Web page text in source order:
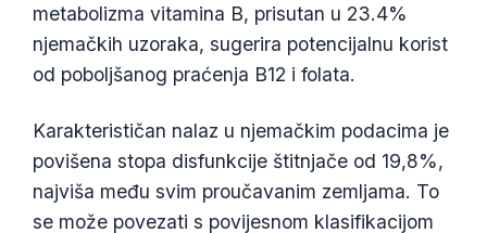
metabolizma vitamina B, prisutan u 23.4%
njemačkih uzoraka, sugerira potencijalnu korist
od poboljšanog praćenja B12 i folata.
Karakterističan nalaz u njemačkim podacima je
povišena stopa disfunkcije štitnjače od 19,8%,
najviša među svim proučavanim zemljama. To
se može povezati s povijesnom klasifikacijom
Татар теле
Беларуская мова
Esperanto
Ślōnskŏ gŏdka
Norsk bokmål